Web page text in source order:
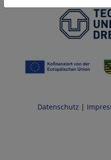
Datenschutz |